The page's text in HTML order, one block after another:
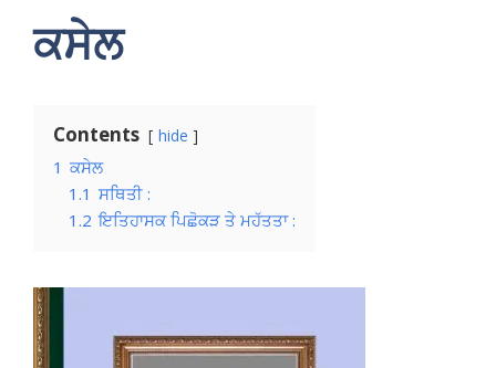
ਕਸੇਲ
Contents hide
1 ਕਸੇਲ
1.1 ਸਥਿਤੀ :
1.2 ਇਤਿਹਾਸਕ ਪਿਛੋਕੜ ਤੇ ਮਹੱਤਤਾ :